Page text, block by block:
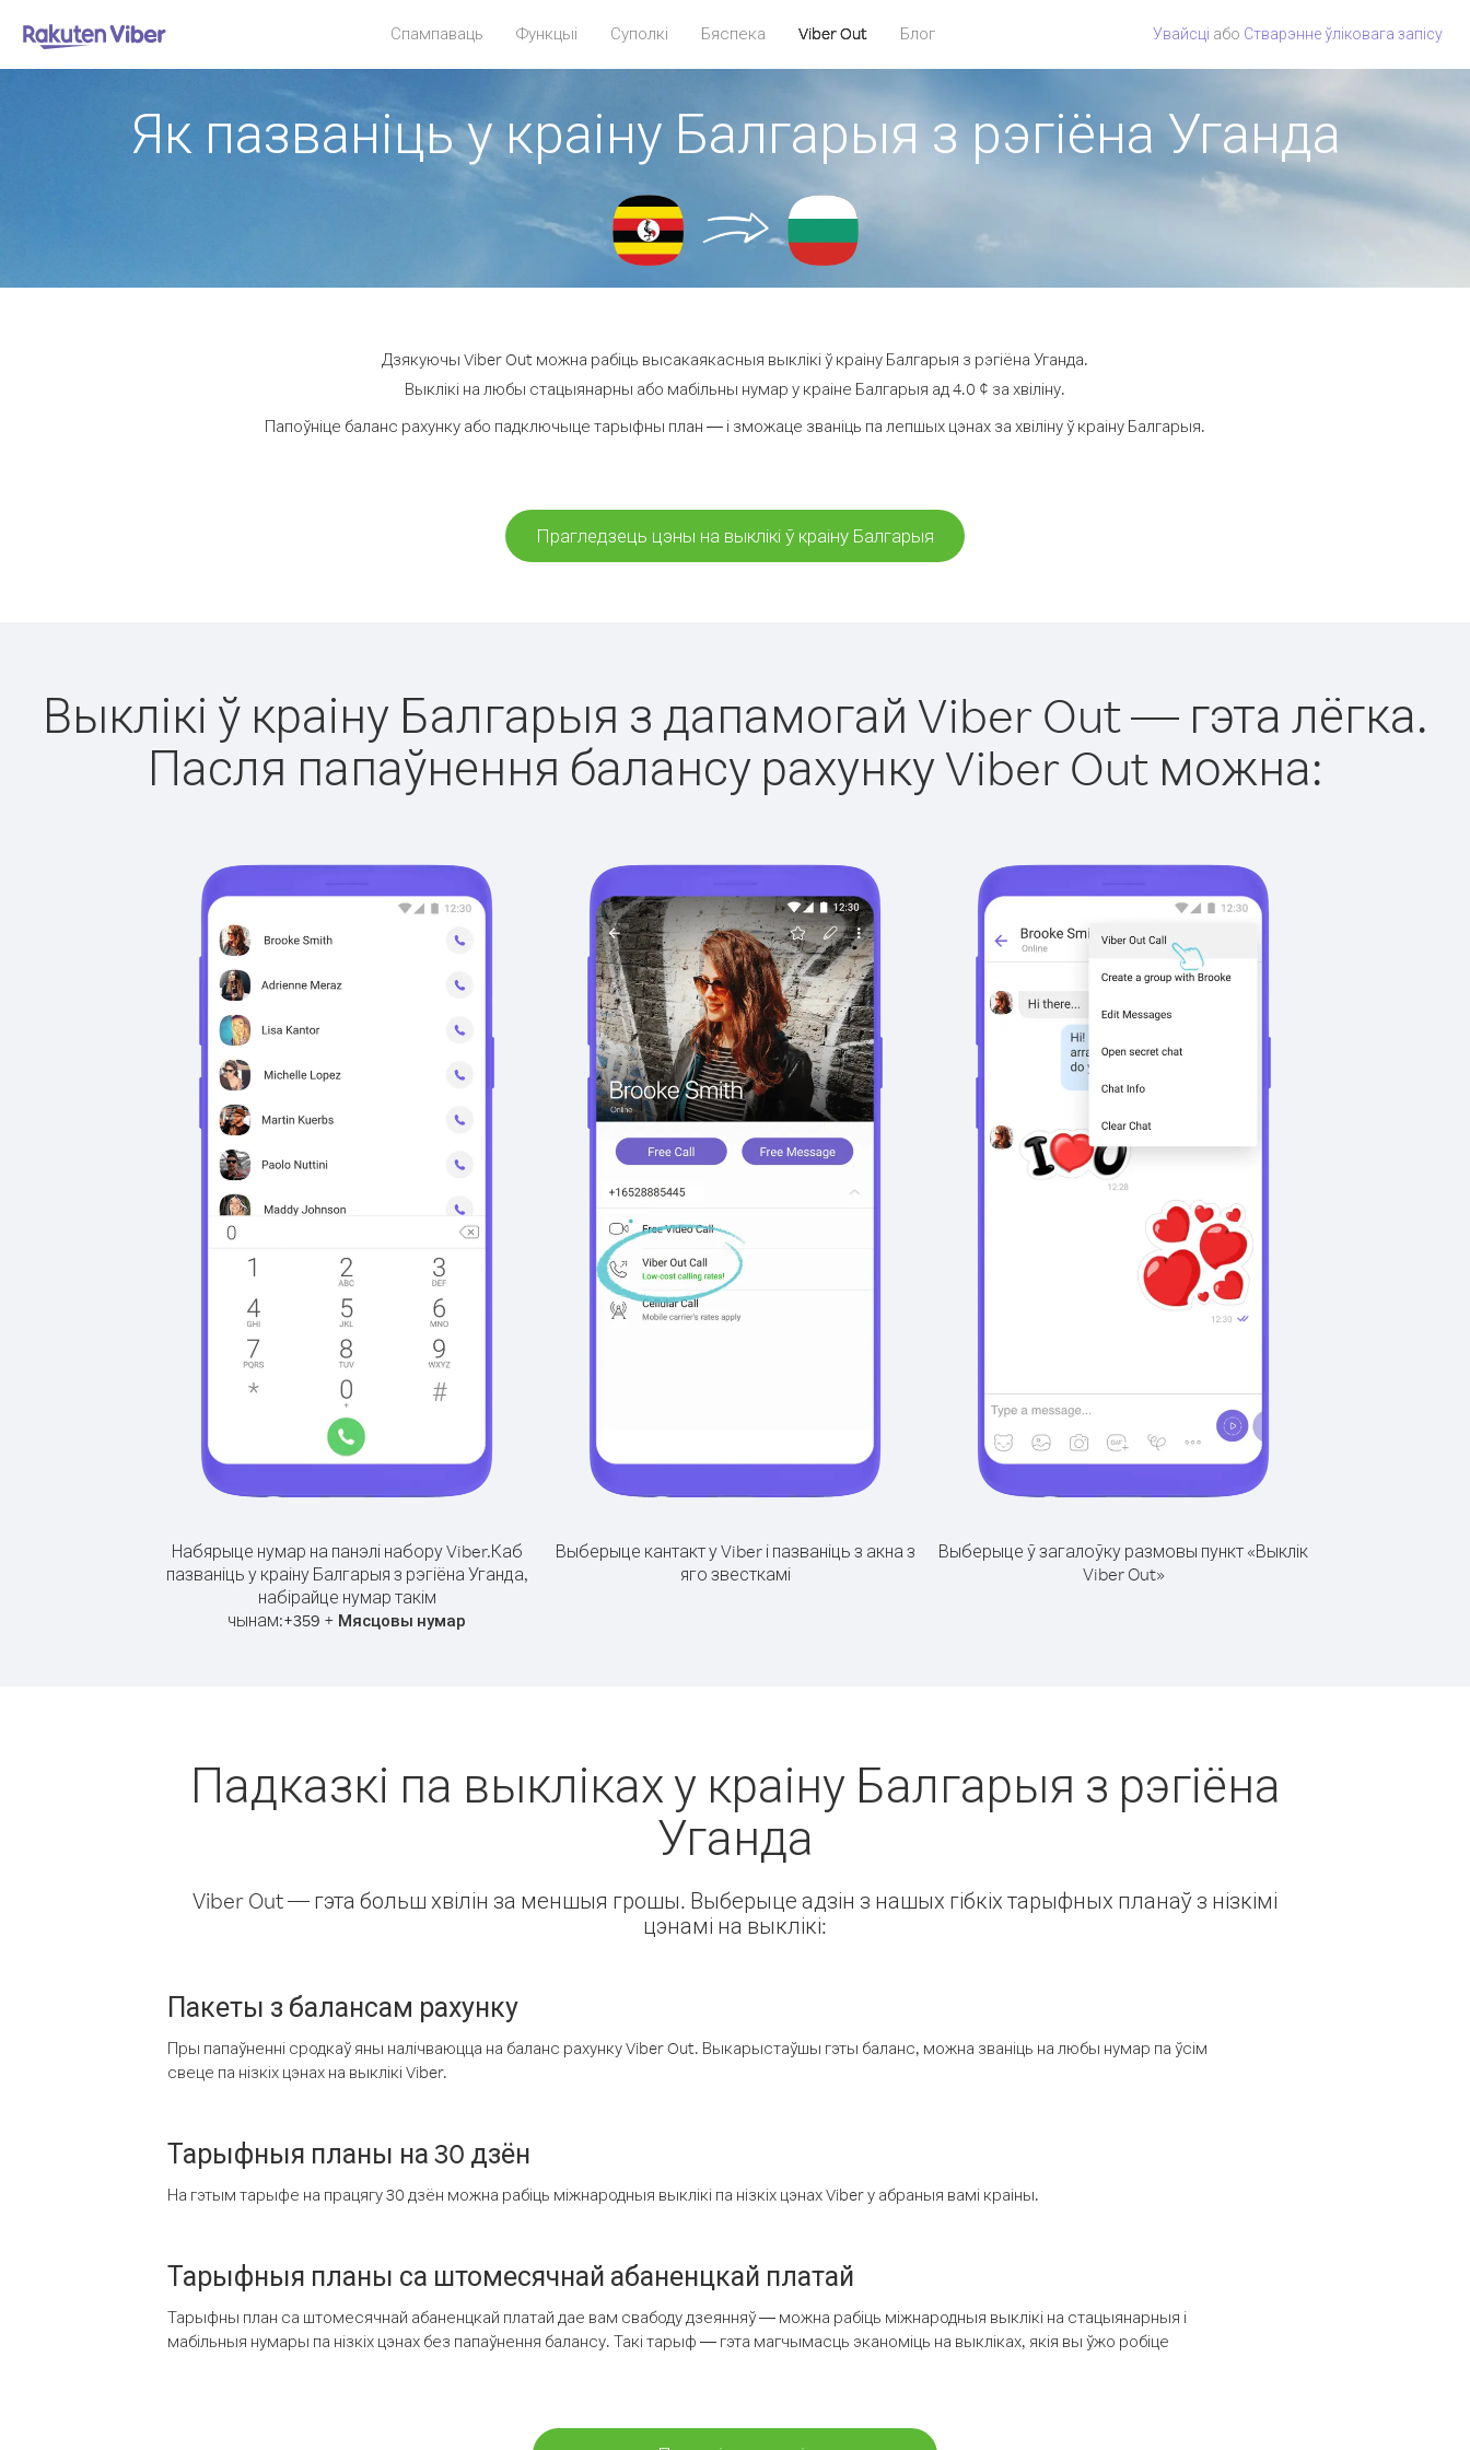
Спампаваць Функцыі Суполкі Бяспека Viber Out Блог Увайсці або Стварэнне ўліковага запісу
Як пазваніць у краіну Балгарыя з рэгіёна Уганда
Дзякуючы Viber Out можна рабіць высакаякасныя выклікі ў краіну Балгарыя з рэгіёна Уганда.
Выклікі на любы стацыянарны або мабільны нумар у краіне Балгарыя ад 4.0 ¢ за хвіліну.
Папоўніце баланс рахунку або падключыце тарыфны план — і зможаце званіць па лепшых цэнах за хвіліну ў краіну Балгарыя.
Прагледзець цэны на выклікі ў краіну Балгарыя
Выклікі ў краіну Балгарыя з дапамогай Viber Out — гэта лёгка.
Пасля папаўнення балансу рахунку Viber Out можна:
Набярыце нумар на панэлі набору Viber.Каб
пазваніць у краіну Балгарыя з рэгіёна Уганда,
набірайце нумар такім
чынам:+359 + Мясцовы нумар
Выберыце кантакт у Viber і пазваніць з акна з
яго звесткамі
Выберыце ў загалоўку размовы пункт «Выклік
Viber Out»
Падказкі па выкліках у краіну Балгарыя з рэгіёна
Уганда
Viber Out — гэта больш хвілін за меншыя грошы. Выберыце адзін з нашых гібкіх тарыфных планаў з нізкімі
цэнамі на выклікі:
Пакеты з балансам рахунку
Пры папаўненні сродкаў яны налічваюцца на баланс рахунку Viber Out. Выкарыстаўшы гэты баланс, можна званіць на любы нумар па ўсім
свеце па нізкіх цэнах на выклікі Viber.
Тарыфныя планы на 30 дзён
На гэтым тарыфе на працягу 30 дзён можна рабіць міжнародныя выклікі па нізкіх цэнах Viber у абраныя вамі краіны.
Тарыфныя планы са штомесячнай абаненцкай платай
Тарыфны план са штомесячнай абаненцкай платай дае вам свабоду дзеянняў — можна рабіць міжнародныя выклікі на стацыянарныя і
мабільныя нумары па нізкіх цэнах без папаўнення балансу. Такі тарыф — гэта магчымасць эканоміць на выкліках, якія вы ўжо робіце